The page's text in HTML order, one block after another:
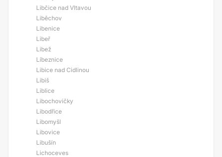
Libčice nad Vltavou
Liběchov
Libenice
Libeř
Libež
Líbeznice
Libice nad Cidlinou
Libiš
Liblice
Libochovičky
Libodřice
Libomyšl
Libovice
Libušín
Lichoceves